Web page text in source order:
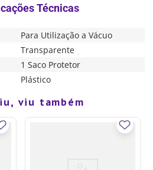
Para Utilização a Vácuo
Transparente
1 Saco Protetor
Plástico
viu também